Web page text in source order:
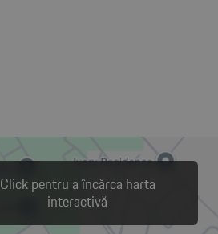
Click pentru a încărca harta
interactivă